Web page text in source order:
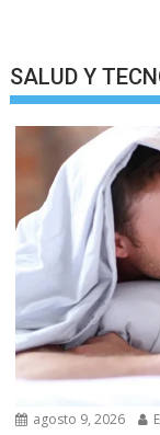
SALUD Y
agosto 9, 2026